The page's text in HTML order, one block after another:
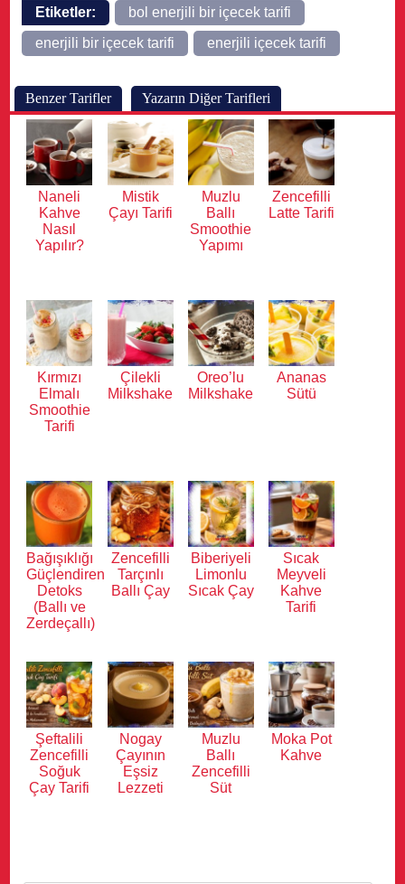
Etiketler:
bol enerjili bir içecek tarifi
enerjili bir içecek tarifi
enerjili içecek tarifi
Benzer Tarifler Yazarın Diğer Tarifleri
Naneli
Kahve
Nasıl
Yapılır?
Mistik
Çayı Tarifi
Muzlu
Ballı
Smoothie
Yapımı
Zencefilli
Latte Tarifi
Kırmızı
Elmalı
Smoothie
Tarifi
Çilekli
Milkshake
Oreo’lu
Milkshake
Ananas
Sütü
Bağışıklığı
Güçlendiren
Detoks
(Ballı ve
Zerdeçallı)
Zencefilli
Tarçınlı
Ballı Çay
Biberiyeli
Limonlu
Sıcak Çay
Sıcak
Meyveli
Kahve
Tarifi
Şeftalili
Zencefilli
Soğuk
Çay Tarifi
Nogay
Çayının
Eşsiz
Lezzeti
Muzlu
Ballı
Zencefilli
Süt
Moka Pot
Kahve